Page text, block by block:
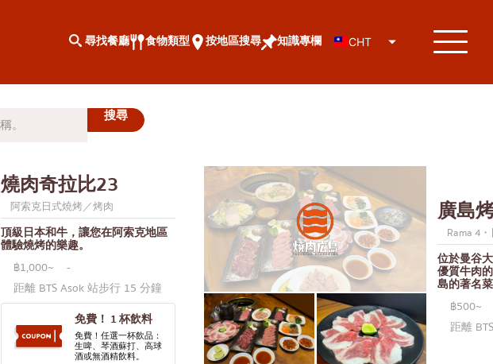
尋找餐廳 食物類型 按地區搜尋 知識專欄 CHT
燒肉奇拉比23
阿索克日式燒烤／烤肉
頂級日本和牛，讓您在阿索克地區
體驗燒烤的樂趣。
฿1,000~
-
距離 BTS Asok 站步行 15 分鐘
免費！ 1 杯飲料
免費！任選一杯飲品：
生啤、琴酒蘇打、高球
酒或無酒精飲料。
廣島
Rama 4
位於曼谷
優質牛肉
島的著名
฿500~
距離